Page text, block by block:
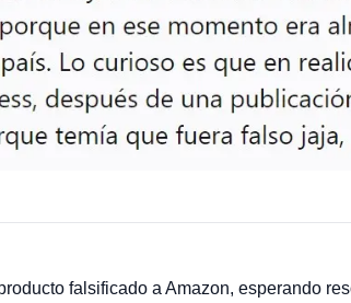
falsificado a Amazon, esperando